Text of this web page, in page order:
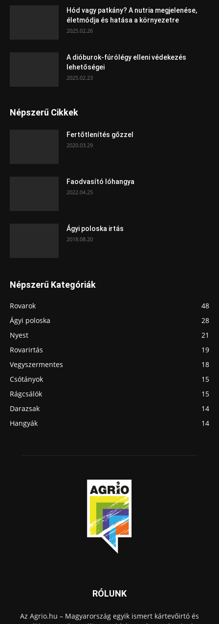
Hód vagy patkány? A nutria megjelenése,
életmódja és hatása a környezetre
2025.02.26
A dióburok-fúrólégy elleni védekezés
lehetőségei
2025.02.23
Népszerű Cikkek
Fertőtlenítés gőzzel
2020.03.29
Faodvasító lóhangya
2022.04.25
Ágyi poloska irtás
2018.08.20
Népszerű Kategóriák
Rovarok
48
Ágyi poloska
28
Nyest
21
Rovarirtás
19
Vegyszermentes
18
Csótányok
15
Rágcsálók
15
Darazsak
14
Hangyák
14
RÓLUNK
Az Agrio.hu – Magyarország egyik ismert kártevőirtó és